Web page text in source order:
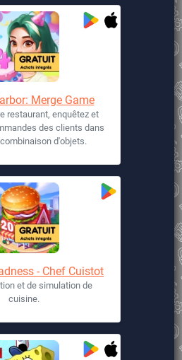
Merge Game
restaurant, enquêtez et
des clients dans
d'objets.
- Chef Cuistot
et de simulation de
cuisine.